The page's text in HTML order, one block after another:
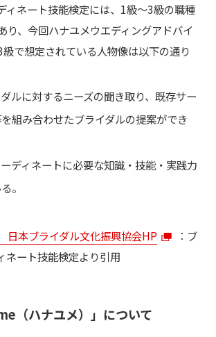
ィネート技能検定には、1級～3級の職種
り、今回ハナユメウエディングアドバイ
で想定されている人物像は以下の通り
ルに対するニーズの聞き取り、既存サー
組み合わせたブライダルの提案ができ
ディネートに必要な知識・技能・実践力
。
本ブライダル文化振興協会HP
：ブ
ネート技能検定より引用
（ハナユメ）」について